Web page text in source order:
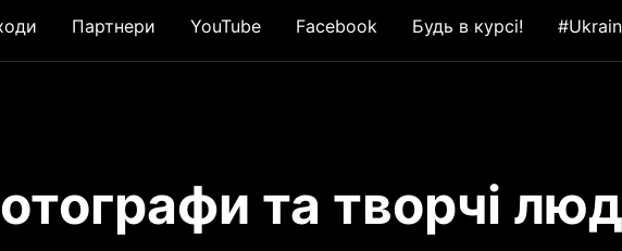
Партнери YouTube Facebook Будь в курсі!
та творчі